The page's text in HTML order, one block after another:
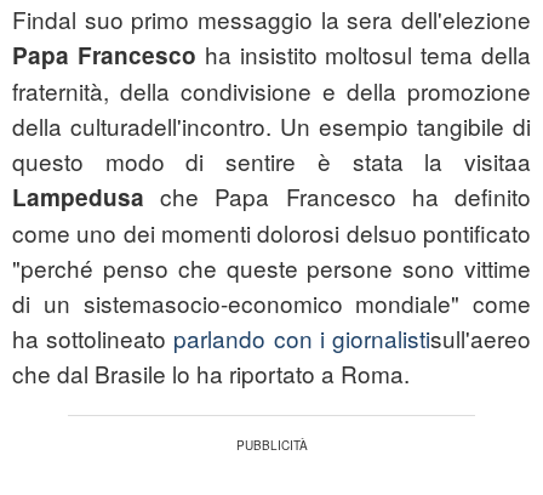
Findal suo primo messaggio la sera dell'elezione
Papa Francesco ha insistito moltosul tema della
fraternità, della condivisione e della promozione
della culturadell'incontro. Un esempio tangibile di
questo modo di sentire è stata la visitaa
Lampedusache Papa Francesco ha definito
come uno dei momenti dolorosi delsuo pontificato
"perché penso che queste persone sono vittime
di un sistemasocio-economico mondiale" come
ha sottolineato parlando con i giornalistisull'aereo
che dal Brasile lo ha riportato a Roma.